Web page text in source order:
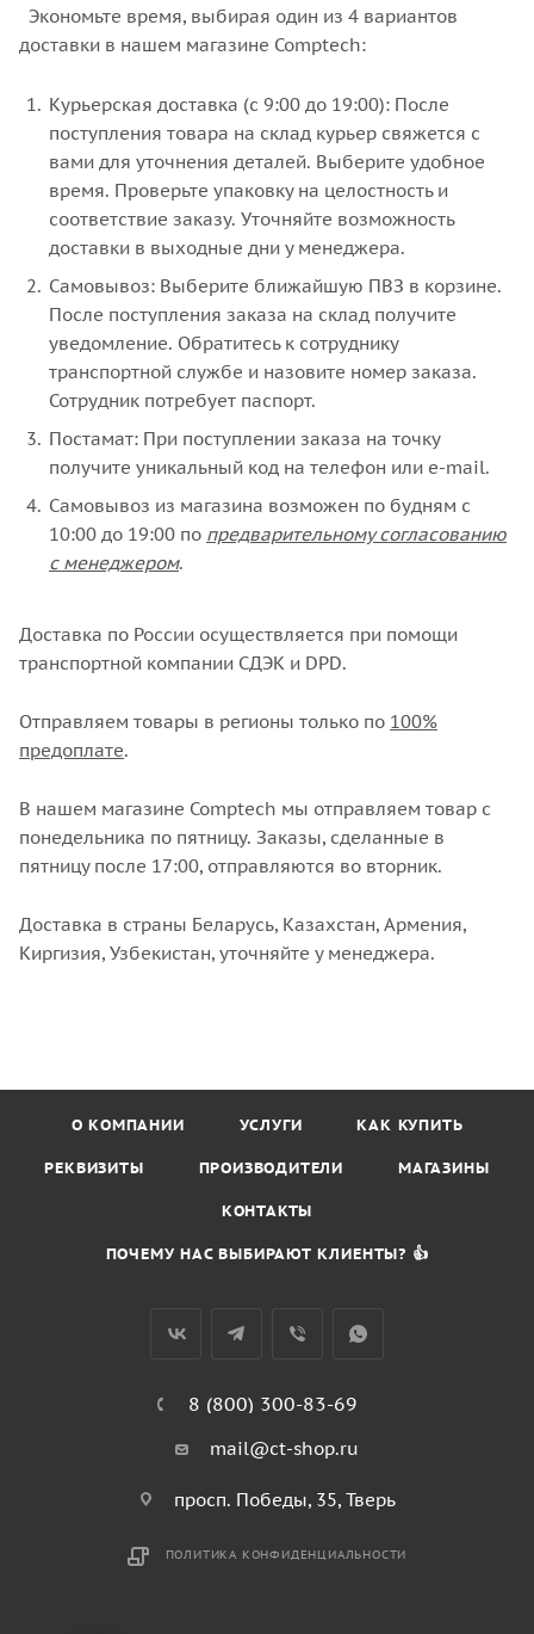
Экономьте время, выбирая один из 4 вариантов
доставки в нашем магазине Comptech:
Курьерская доставка (с 9:00 до 19:00): После
поступления товара на склад курьер свяжется с
вами для уточнения деталей. Выберите удобное
время. Проверьте упаковку на целостность и
соответствие заказу. Уточняйте возможность
доставки в выходные дни у менеджера.
Самовывоз: Выберите ближайшую ПВЗ в корзине.
После поступления заказа на склад получите
уведомление. Обратитесь к сотруднику
транспортной службе и назовите номер заказа.
Сотрудник потребует паспорт.
Постамат: При поступлении заказа на точку
получите уникальный код на телефон или e-mail.
Самовывоз из магазина возможен по будням с
10:00 до 19:00 по предварительному согласованию
с менеджером.
Доставка по России осуществляется при помощи
транспортной компании СДЭК и DPD.
Отправляем товары в регионы только по 100%
предоплате.
В нашем магазине Comptech мы отправляем товар с
понедельника по пятницу. Заказы, сделанные в
пятницу после 17:00, отправляются во вторник.
Доставка в страны Беларусь, Казахстан, Армения,
Киргизия, Узбекистан, уточняйте у менеджера.
О КОМПАНИИ УСЛУГИ КАК КУПИТЬ
РЕКВИЗИТЫ ПРОИЗВОДИТЕЛИ МАГАЗИНЫ
КОНТАКТЫ
ПОЧЕМУ НАС ВЫБИРАЮТ КЛИЕНТЫ? 👍
8 (800) 300-83-69
mail@ct-shop.ru
просп. Победы, 35, Тверь
ПОЛИТИКА КОНФИДЕНЦИАЛЬНОСТИ